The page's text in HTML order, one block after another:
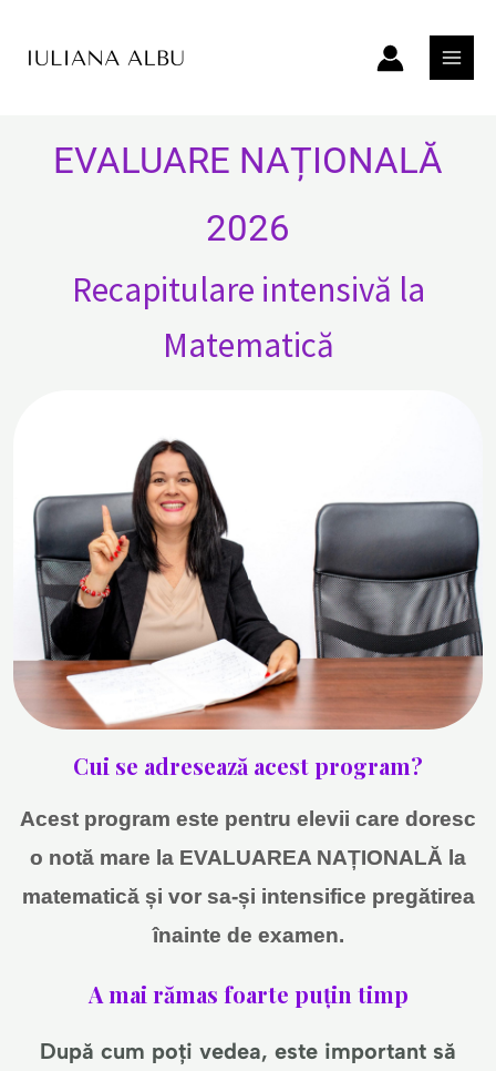
EVALUARE NAȚIONALĂ
2026
Recapitulare intensivă la
Matematică
Cui se adresează acest program?
Acest program este pentru elevii care doresc
o notă mare la EVALUAREA NAȚIONALĂ la
matematică și vor sa-și intensifice pregătirea
înainte de examen.
A mai rămas foarte puțin timp
După cum poți vedea, este important să